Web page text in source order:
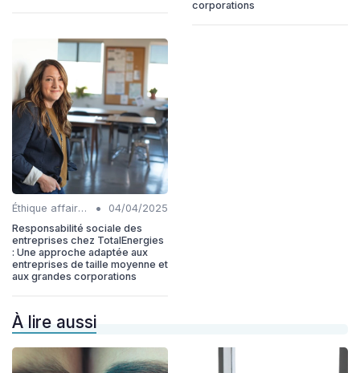
corporations
Éthique affaires •
04/04/2025
Responsabilité sociale des
entreprises chez TotalEnergies
: Une approche adaptée aux
entreprises de taille moyenne et
aux grandes corporations
À lire aussi